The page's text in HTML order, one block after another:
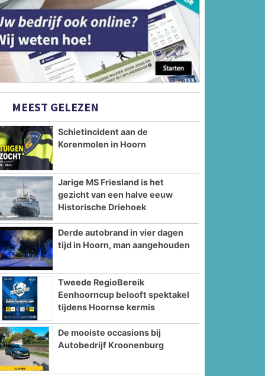
MEEST GELEZEN
Schietincident aan de
Korenmolen in Hoorn
Jarige MS Friesland is het
gezicht van een halve eeuw
Historische Driehoek
Derde autobrand in vier dagen
tijd in Hoorn, man aangehouden
Tweede RegioBereik
Eenhoorncup belooft spektakel
tijdens Hoornse kermis
De mooiste occasions bij
Autobedrijf Kroonenburg